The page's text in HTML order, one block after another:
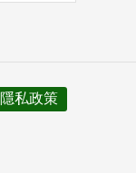
私政策